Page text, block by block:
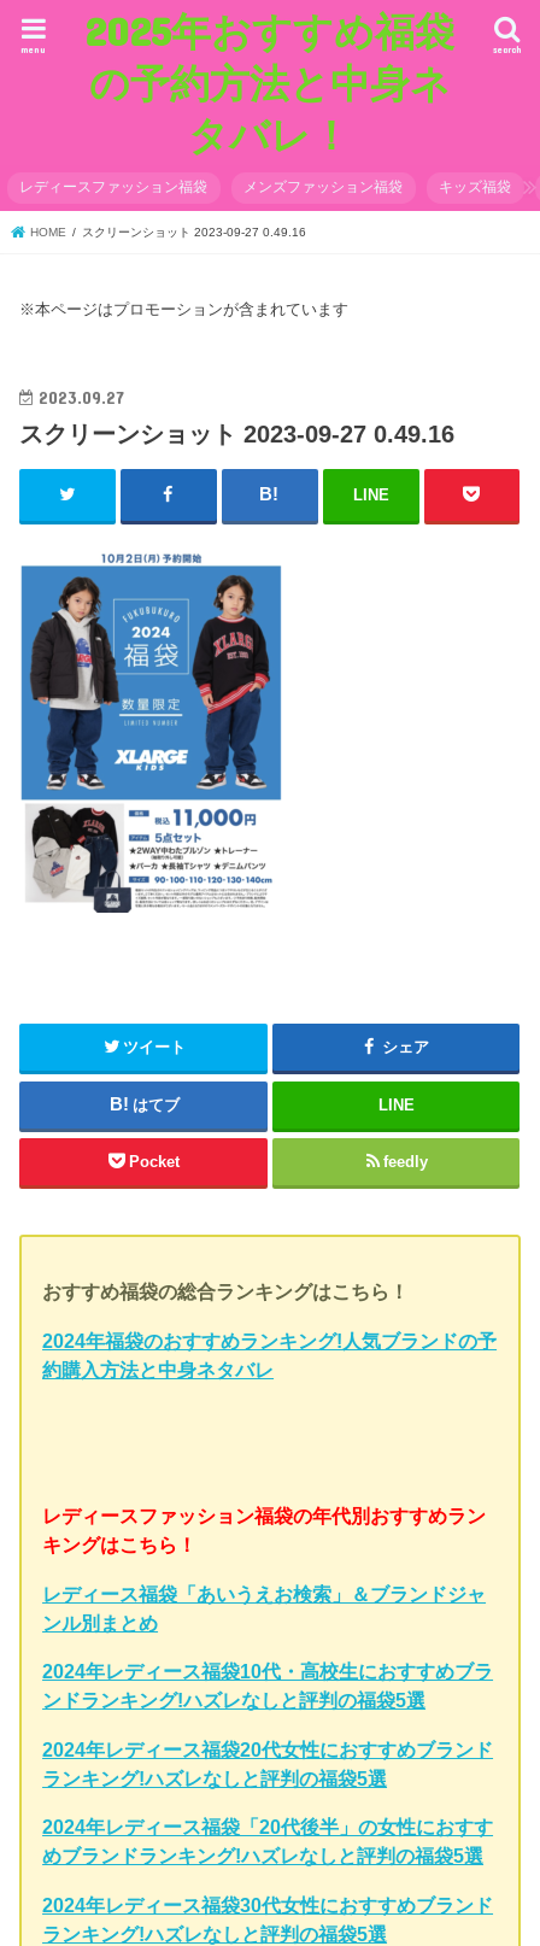
2025年おすすめ福袋
の予約方法と中身ネ
タバレ！
search
menu
レディースファッション福袋 メンズファッション福袋 キッズ福袋
HOME スクリーンショット 2023-09-27 0.49.16
※本ページはプロモーションが含まれています
2023.09.27
スクリーンショット 2023-09-27 0.49.16
LINE
ツイート シェア
はてブ LINE
Pocket feedly
おすすめ福袋の総合ランキングはこちら！
2024年福袋のおすすめランキング!人気ブランドの予
約購入方法と中身ネタバレ
レディースファッション福袋の年代別おすすめラン
キングはこちら！
レディース福袋「あいうえお検索」＆ブランドジャ
ンル別まとめ
2024年レディース福袋10代・高校生におすすめブラ
ンドランキング!ハズレなしと評判の福袋5選
2024年レディース福袋20代女性におすすめブランド
ランキング!ハズレなしと評判の福袋5選
2024年レディース福袋「20代後半」の女性におすす
めブランドランキング!ハズレなしと評判の福袋5選
2024年レディース福袋30代女性におすすめブランド
ランキング!ハズレなしと評判の福袋5選